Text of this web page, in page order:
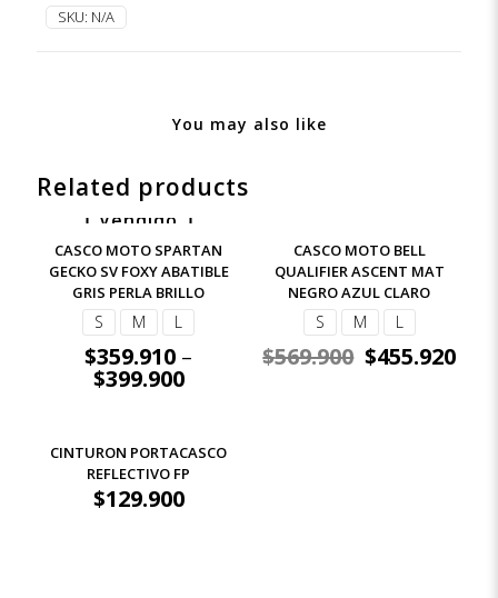
NEGRO
SKU: N/A
You may also like
Related products
-10%
Vendido
CASCO MOTO SPARTAN
GECKO SV FOXY ABATIBLE
GRIS PERLA BRILLO
S M L
$359.910 –
$399.900
-20%
CASCO MOTO BELL
QUALIFIER ASCENT MAT
NEGRO AZUL CLARO
S M L
$569.900 $455.920
CINTURON PORTACASCO
REFLECTIVO FP
$129.900